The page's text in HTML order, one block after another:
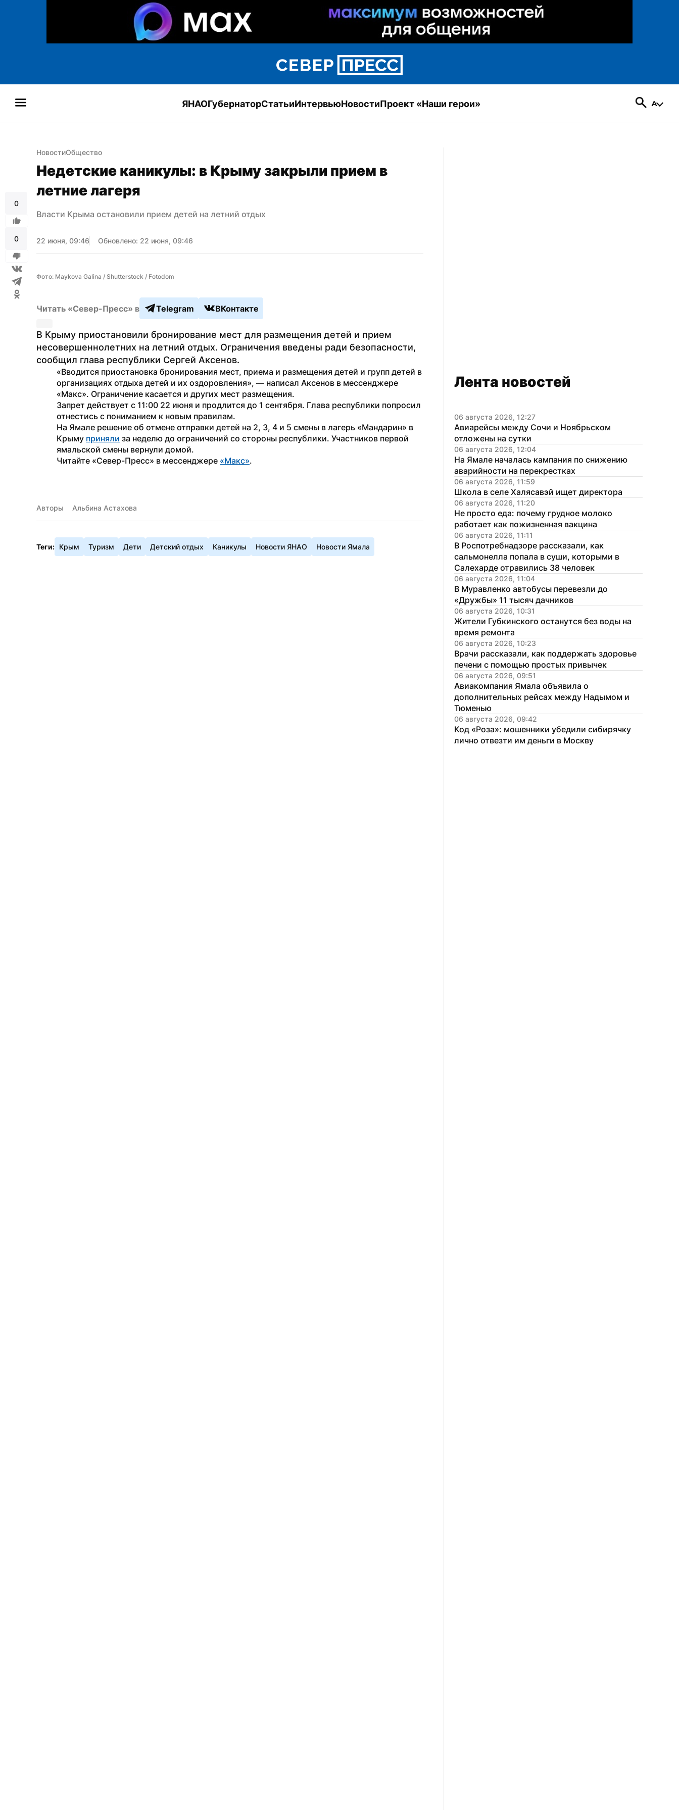
ЯНАОГубернаторСтатьиИнтервьюНовостиПроект «Наши герои»
0
0
НовостиОбщество
Недетские каникулы: в Крыму закрыли прием в
летние лагеря
Власти Крыма остановили прием детей на летний отдых
22 июня, 09:46 Обновлено: 22 июня, 09:46
Фото: Maykova Galina / Shutterstock / Fotodom
Читать «Север-Пресс» в Telegram ВКонтакте
В Крыму приостановили бронирование мест для размещения детей и прием
несовершеннолетних на летний отдых. Ограничения введены ради безопасности,
сообщил глава республики Сергей Аксенов.
«Вводится приостановка бронирования мест, приема и размещения детей и групп детей в
организациях отдыха детей и их оздоровления», — написал Аксенов в мессенджере
«Макс». Ограничение касается и других мест размещения.
Запрет действует с 11:00 22 июня и продлится до 1 сентября. Глава республики попросил
отнестись с пониманием к новым правилам.
На Ямале решение об отмене отправки детей на 2, 3, 4 и 5 смены в лагерь «Мандарин» в
Крыму приняли за неделю до ограничений со стороны республики. Участников первой
ямальской смены вернули домой.
Читайте «Север-Пресс» в мессенджере «Макс».
Авторы Альбина Астахова
Теги: Крым Туризм Дети Детский отдых Каникулы Новости ЯНАО Новости Ямала
Лента новостей
06 августа 2026, 12:27
Авиарейсы между Сочи и Ноябрьском
отложены на сутки
06 августа 2026, 12:04
На Ямале началась кампания по снижению
аварийности на перекрестках
06 августа 2026, 11:59
Школа в селе Халясавэй ищет директора
06 августа 2026, 11:20
Не просто еда: почему грудное молоко
работает как пожизненная вакцина
06 августа 2026, 11:11
В Роспотребнадзоре рассказали, как
сальмонелла попала в суши, которыми в
Салехарде отравились 38 человек
06 августа 2026, 11:04
В Муравленко автобусы перевезли до
«Дружбы» 11 тысяч дачников
06 августа 2026, 10:31
Жители Губкинского останутся без воды на
время ремонта
06 августа 2026, 10:23
Врачи рассказали, как поддержать здоровье
печени с помощью простых привычек
06 августа 2026, 09:51
Авиакомпания Ямала объявила о
дополнительных рейсах между Надымом и
Тюменью
06 августа 2026, 09:42
Код «Роза»: мошенники убедили сибирячку
лично отвезти им деньги в Москву